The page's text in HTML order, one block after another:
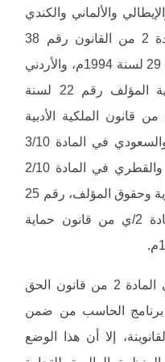
والألماني والكندي
والهندي(14) والمصري في المادة 2 من القانون رقم 38
لسنة 92م والمعدل بالقانون رقم 29 لسنة 1994م، والأردني
في المادة 3/8 من قانون حماية المؤلف رقم 22 لسنة
1992م، والتونسي في المادة 1 من قانون الملكية الأدبية
والفنية رقم 36 لسنة 1994م، والسعودي في المادة 3/10
من نظام حماية حقوق المؤلف، والقطري في المادة 2/10
من قانون حماية المصنفات الفكرية وحقوق المؤلف، رقم 25
لسنة 1995م، البحريني في المادة 2/ي من قانون حماية
أما المشرع اليمني فلم يذكر في المادة 2 من قانون الحق
رقم 19 لسنة 1994م، برنامج الحاسب من ضمن
إلا أن هذا الوضع